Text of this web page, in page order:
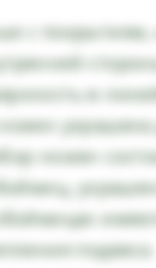
с покрытием,
в
ножен
подвеса.